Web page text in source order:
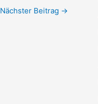
Nächster Beitrag →